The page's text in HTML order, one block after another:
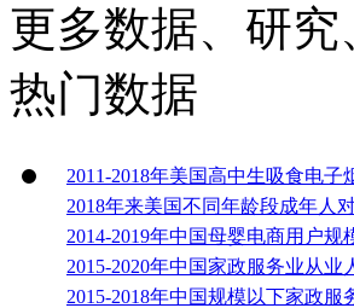
更多数据、研
热门数据
2011-2018年美国高中生吸食电子
2018年来美国不同年龄段成年人
2014-2019年中国母婴电商用户规
2015-2020年中国家政服务业从业
2015-2018年中国规模以下家政服